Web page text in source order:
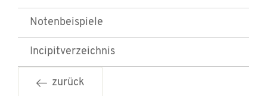
Notenbeispiele
Incipitverzeichnis
zurück